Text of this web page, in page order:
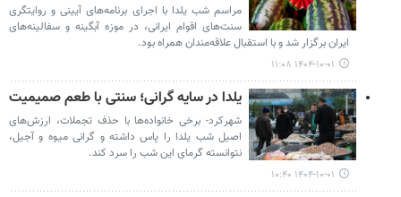
مراسم شب یلدا با اجرای برنامه‌های آیینی و روایتگری
سنت‌های اقوام ایرانی، در موزه آبگینه و سفالینه‌های
ایران برگزار شد و با استقبال علاقه‌مندان همراه بود.
۱۴۰۴-۱۰-۰۱ ۱۱:۰۸
یلدا در سایه گرانی؛ سنتی با طعم صمیمیت
شهرکرد- برخی خانواده‌ها با حذف تجملات، ارزش‌های
اصیل شب یلدا را پاس داشته و گرانی میوه و آجیل،
نتوانسته گرمای این شب را سرد کند.
۱۴۰۴-۱۰-۰۱ ۱۰:۴۰